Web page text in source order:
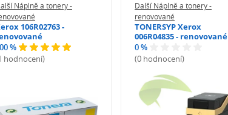
Náplně a tonery -
106R02763 -
%
hodnocení)
Další Náplně a tonery -
renovované
TONERSYP Xerox
006R04835 - renovované
0 %
(0 hodnocení)